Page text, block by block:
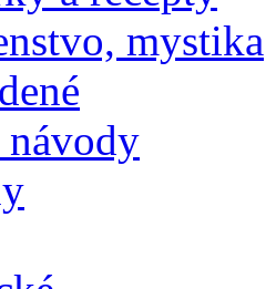
mystika
návody